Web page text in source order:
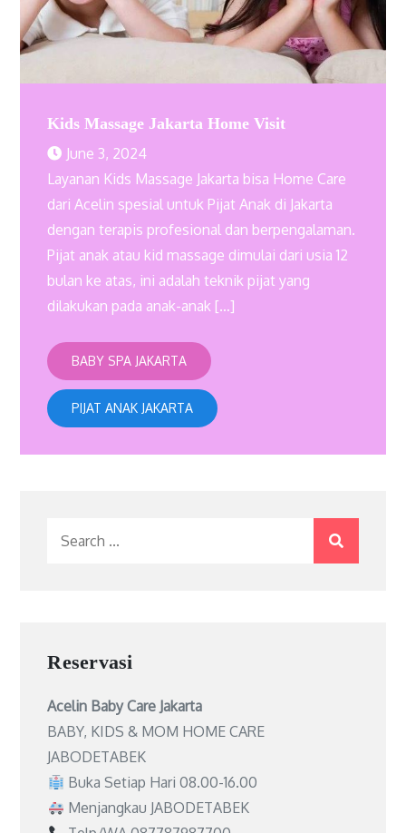
Kids Massage Jakarta Home Visit
June 3, 2024
Layanan Kids Massage Jakarta bisa Home Care
dari Acelin spesial untuk Pijat Anak di Jakarta
dengan terapis profesional dan berpengalaman.
Pijat anak atau kid massage dimulai dari usia 12
bulan ke atas, ini adalah teknik pijat yang
dilakukan pada anak-anak […]
BABY SPA JAKARTA
PIJAT ANAK JAKARTA
Search
Reservasi
Acelin Baby Care Jakarta
BABY, KIDS & MOM HOME CARE
JABODETABEK
Buka Setiap Hari 08.00-16.00
Menjangkau JABODETABEK